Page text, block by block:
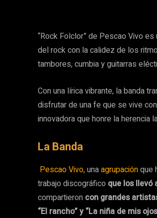
“Rock Folclor” de Pescao Vivo
del rock con la calidez de los
tambores, cumbia y guitarras
Con una lírica vibrante, la banda
disfrutar de una fe que se vive
innovadora que honre la herencia
La Banda
Pescao Vivo, unaagrupaciónque
trabajo discográfico que los llevó
compartieron con grandes
“El rancho” y “La niña de mis